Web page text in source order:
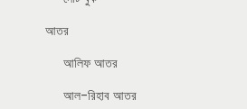
আতর
আলিফ আতর
আল-রিহাব আতর